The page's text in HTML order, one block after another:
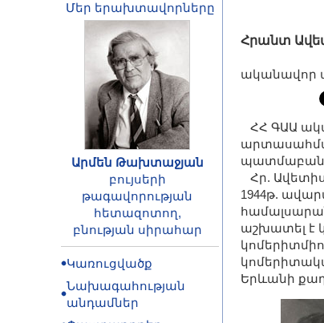
Մեր երախտավորները
Արմեն Թախտաջյան
բույսերի
թագավորության
հետազոտող,
բնության սիրահար
Կառուցվածք
Նախագահության
անդամներ
Հրանտ
ականավոր
ՀՀ ԳԱԱ
պատմաբան,
Հր.
1944թ.
աշխատել է
Երևանի